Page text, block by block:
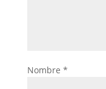
Nombre *